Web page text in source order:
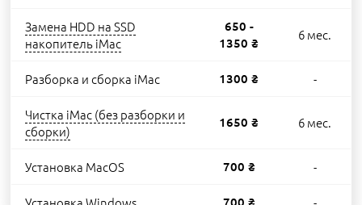
Замена HDD на SSD
накопитель iMac
650 -
1350 ₴
6 мес.
Разборка и сборка iMac 1300 ₴ -
Чистка iMac (без разборки и
сборки)
1650 ₴ 6 мес.
Установка MacOS 700 ₴ -
700 ₴